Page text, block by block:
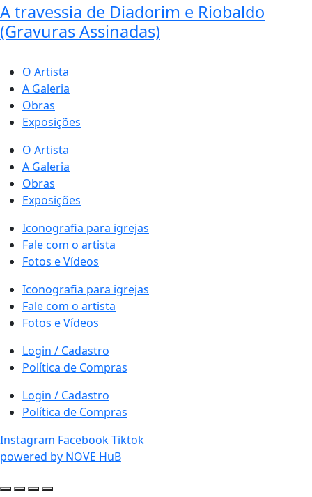
A travessia de Diadorim e Riobaldo
(Gravuras Assinadas)
O Artista
A Galeria
Obras
Exposições
O Artista
A Galeria
Obras
Exposições
Iconografia para igrejas
Fale com o artista
Fotos e Vídeos
Iconografia para igrejas
Fale com o artista
Fotos e Vídeos
Login / Cadastro
Política de Compras
Login / Cadastro
Política de Compras
Instagram FacebookTiktok
powered by NOVE HuB